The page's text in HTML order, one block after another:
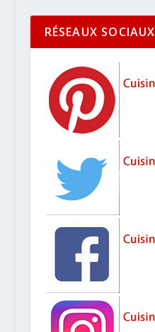
RÉSEAUX SOCIAUX